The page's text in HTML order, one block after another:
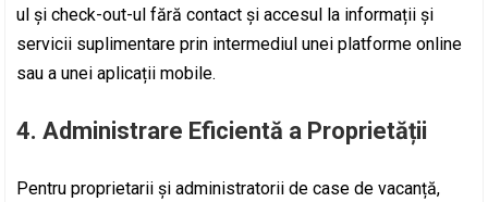
ul și check-out-ul fără contact și accesul la informații și
servicii suplimentare prin intermediul unei platforme online
sau a unei aplicații mobile.
4. Administrare Eficientă a Proprietății
Pentru proprietarii și administratorii de case de vacanță,